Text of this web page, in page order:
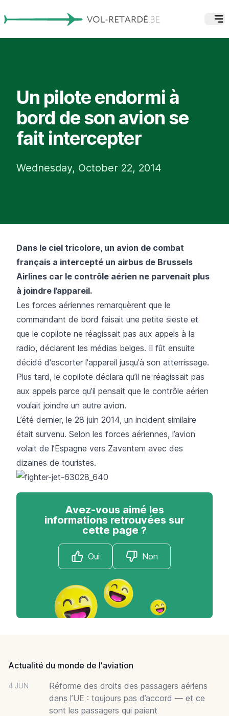
Un pilote endormi à
bord de son avion se
fait intercepter
Wednesday, October 22, 2014
Dans le ciel tricolore, un avion de combat
français a intercepté un airbus de Brussels
Airlines car le contrôle aérien ne parvenait plus
à joindre l’appareil.
Les forces aériennes remarquèrent que le
commandant de bord faisait une petite sieste et
que le copilote ne réagissait pas aux appels à la
radio, déclarent les médias belges. Il fût ensuite
décidé d'escorter l'appareil jusqu'à son atterrissage.
Plus tard, le copilote déclara qu’il ne réagissait pas
aux appels parce qu’il pensait que le contrôle aérien
voulait joindre un autre avion.
L’été dernier, le 28 juin 2014, un incident similaire
était survenu. Selon les forces aériennes, l’avion
volait de l’Espagne vers Zaventem avec des
dizaines de touristes.
Avez-vous aimé les
informations retrouvées sur
cette page ?
Oui Non
Actualité du monde de l'aviation
4 JUN
Réforme des droits des passagers aériens
dans l’UE : toujours pas d’accord — et ce
sont les passagers qui paient